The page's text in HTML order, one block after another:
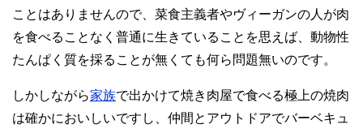
ことはありませんので、菜食主義者やヴィーガンの人が肉
を食べることなく普通に生きていることを思えば、動物性
たんぱく質を採ることが無くても何ら問題無いのです。
しかしながら家族で出かけて焼き肉屋で食べる極上の焼肉
は確かにおいしいですし、仲間とアウトドアでバーベキュ